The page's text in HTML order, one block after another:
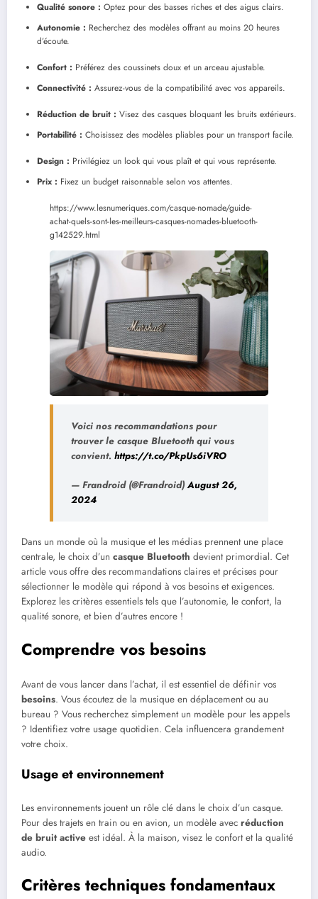
Qualité sonore : Optez pour des basses riches et des aigus clairs.
Autonomie : Recherchez des modèles offrant au moins 20 heures
d’écoute.
Confort : Préférez des coussinets doux et un arceau ajustable.
Connectivité : Assurez-vous de la compatibilité avec vos appareils.
Réduction de bruit : Visez des casques bloquant les bruits extérieurs.
Portabilité : Choisissez des modèles pliables pour un transport facile.
Design : Privilégiez un look qui vous plaît et qui vous représente.
Prix : Fixez un budget raisonnable selon vos attentes.
https://www.lesnumeriques.com/casque-nomade/guide-
achat-quels-sont-les-meilleurs-casques-nomades-bluetooth-
g142529.html
Voici nos recommandations pour
trouver le casque Bluetooth qui vous
convient. https://t.co/PkpUs6iVRO
— Frandroid (@Frandroid)August 26,
2024
Dans un monde où la musique et les médias prennent une place
centrale, le choix d’un casque Bluetooth devient primordial. Cet
article vous offre des recommandations claires et précises pour
sélectionner le modèle qui répond à vos besoins et exigences.
Explorez les critères essentiels tels que l’autonomie, le confort, la
qualité sonore, et bien d’autres encore !
Comprendre vos besoins
Avant de vous lancer dans l’achat, il est essentiel de définir vos
besoins. Vous écoutez de la musique en déplacement ou au
bureau ? Vous recherchez simplement un modèle pour les appels
? Identifiez votre usage quotidien. Cela influencera grandement
votre choix.
Usage et environnement
Les environnements jouent un rôle clé dans le choix d’un casque.
Pour des trajets en train ou en avion, un modèle avec réduction
de bruit active est idéal. À la maison, visez le confort et la qualité
audio.
Critères techniques fondamentaux